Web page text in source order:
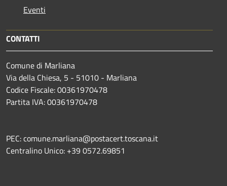
Eventi
CONTATTI
Comune di Marliana
Via della Chiesa, 5 - 51010 - Marliana
Codice Fiscale: 00361970478
Partita IVA: 00361970478
PEC: comune.marliana@postacert.toscana.it
Centralino Unico: +39 0572.69851